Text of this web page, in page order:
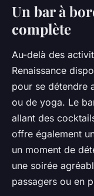
Un bar à
complète
Au-delà des
Renaissance
pour se détendre
ou de yoga. Le
allant des
offre également
un moment de
une soirée
passagers ou en